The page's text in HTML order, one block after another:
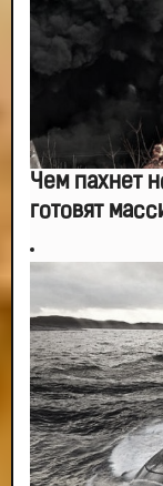
Чем пахнет
готовят